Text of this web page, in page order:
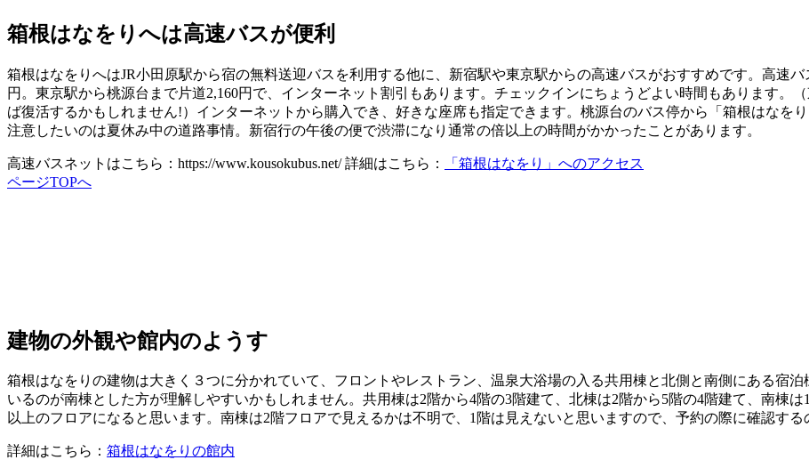
箱根はなをりへは高速バスが便利
箱根はなをりへはJR小田原駅から宿の無料送迎バスを利用する他に、新宿駅や東京駅からの高速バスがおすすめです。高速
円。東京駅から桃源台まで片道2,160円で、インターネット割引もあります。チェックインにちょうどよい時間もあります。
ば復活するかもしれません!）インターネットから購入でき、好きな座席も指定できます。桃源台のバス停から「箱根はなを
注意したいのは夏休み中の道路事情。新宿行の午後の便で渋滞になり通常の倍以上の時間がかかったことがあります。
高速バスネットはこちら：https://www.kousokubus.net/ 詳細はこちら：
「箱根はなをり」へのアクセス
ページTOPへ
建物の外観や館内のようす
箱根はなをりの建物は大きく３つに分かれていて、フロントやレストラン、温泉大浴場の入る共用棟と北側と南側にある宿
いるのが南棟とした方が理解しやすいかもしれません。共用棟は2階から4階の3階建て、北棟は2階から5階の4階建て、南棟
以上のフロアになると思います。南棟は2階フロアで見えるかは不明で、1階は見えないと思いますので、予約の際に確認する
詳細はこちら： 箱根はなをりの館内